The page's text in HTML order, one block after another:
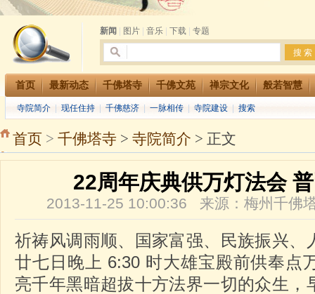
[法讯] 千佛塔寺云门佛学院女众部2014年招生简章
新闻
图片 音乐 下载 专题
首页 最新动态 千佛塔寺 千佛文苑 禅宗文化 般若智慧
寺院简介 现任住持 千佛慈济 一脉相传 寺院建设 搜索
首页 > 千佛塔寺 > 寺院简介 > 正文
22周年庆典供万灯法会
2013-11-25 10:00:36 来源：梅州千佛
祈祷风调雨顺、国家富强、民族振兴、
廿七日晚上 6:30 时大雄宝殿前供奉点
亮千年黑暗超拔十方法界一切的众生，